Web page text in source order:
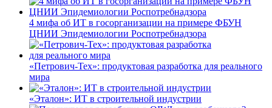
4 мифа об ИТ в госорганизации на примере ФБУН
ЦНИИ Эпидемиологии Роспотребнадзора
«Петрович-Тех»: продуктовая разработка для реального
мира
«Эталон»: ИТ в строительной индустрии